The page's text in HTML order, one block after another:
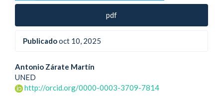
pdf
Publicadooct 10, 2025
Contenido
principal
Antonio Zárate Martín
UNED
http://orcid.org/0000-0003-3709-7814